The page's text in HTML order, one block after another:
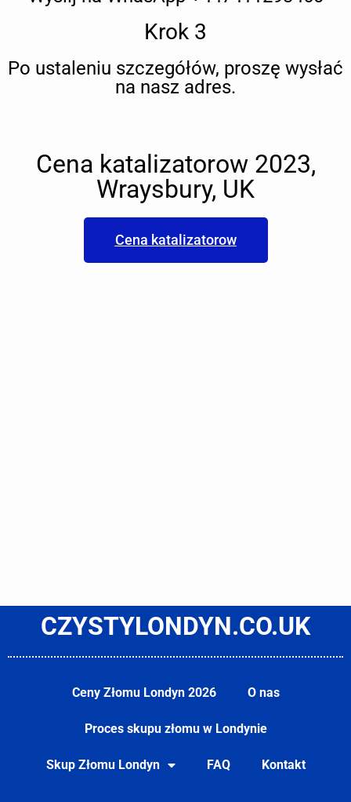
Krok 3
Po ustaleniu szczegółów, proszę wysłać
na nasz adres.
Cena katalizatorow 2023,
Wraysbury, UK
Cena katalizatorow
CZYSTYLONDYN.CO.UK
Ceny Złomu Londyn 2026 O nas
Proces skupu złomu w Londynie
Skup Złomu Londyn FAQ Kontakt